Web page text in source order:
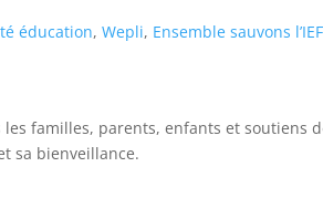
éducation,Wepli, Ensemble sauvons l’IEF
les familles, parents, enfants et soutiens
sa bienveillance.